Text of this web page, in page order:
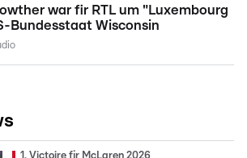
war fir RTL um "Luxembourg
Bundesstaat Wisconsin